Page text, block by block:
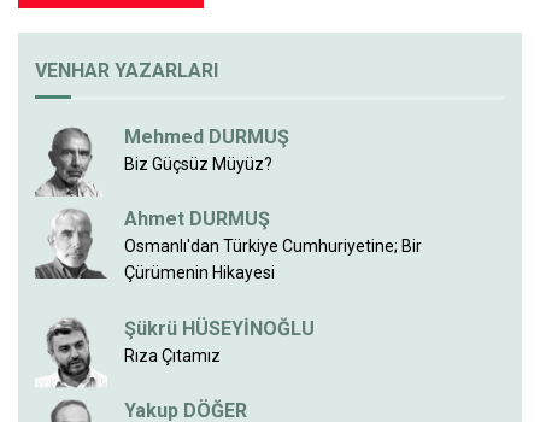
VENHAR YAZARLARI
Mehmed DURMUŞ
Biz Güçsüz Müyüz?
Ahmet DURMUŞ
Osmanlı'dan Türkiye Cumhuriyetine; Bir
Çürümenin Hikayesi
Şükrü HÜSEYİNOĞLU
Rıza Çıtamız
Yakup DÖĞER